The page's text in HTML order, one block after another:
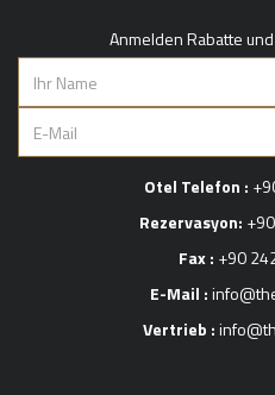
Anmelden Rabatte
Otel Telefon :
Rezervasyon:
Fax : +90
E-Mail :
Vertrieb :